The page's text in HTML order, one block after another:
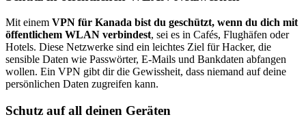
Mit einem VPN für Kanada bist du geschützt, wenn du dich mit
öffentlichem WLAN verbindest, sei es in Cafés, Flughäfen oder
Hotels. Diese Netzwerke sind ein leichtes Ziel für Hacker, die
sensible Daten wie Passwörter, E-Mails und Bankdaten abfangen
wollen. Ein VPN gibt dir die Gewissheit, dass niemand auf deine
persönlichen Daten zugreifen kann.
Schutz auf all deinen Geräten